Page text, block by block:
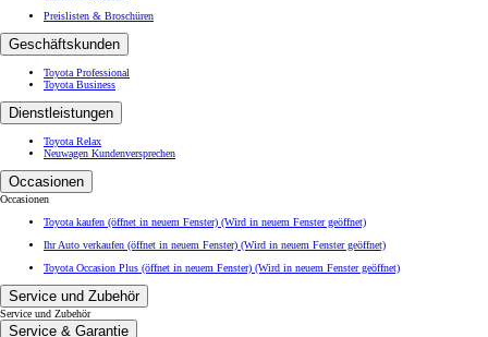
Preislisten & Broschüren
Geschäftskunden
Toyota Professional
Toyota Business
Dienstleistungen
Toyota Relax
Neuwagen Kundenversprechen
Occasionen
Occasionen
Toyota kaufen (öffnet in neuem Fenster) (Wird in neuem Fenster geöffnet)
Ihr Auto verkaufen (öffnet in neuem Fenster) (Wird in neuem Fenster geöffnet)
Toyota Occasion Plus (öffnet in neuem Fenster) (Wird in neuem Fenster geöffnet)
Service und Zubehör
Service und Zubehör
Service & Garantie